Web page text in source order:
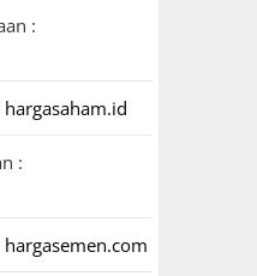
:
hargasaham.id
:
hargasemen.com